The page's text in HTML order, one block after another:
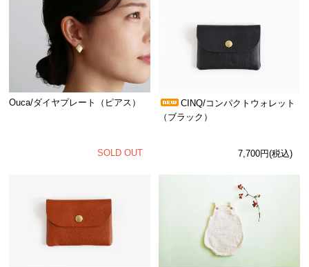
Ouca/ダイヤプレート（ピアス）
SOLD OUT
CINQ/コンパクトウォレット
（ブラック）
7,700円(税込)